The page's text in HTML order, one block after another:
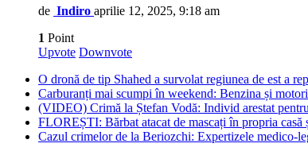
de Indiro aprilie 12, 2025, 9:18 am
1 Point
Upvote Downvote
O dronă de tip Shahed a survolat regiunea de est a
Carburanți mai scumpi în weekend: Benzina și
(VIDEO) Crimă la Ștefan Vodă: Individ arestat
FLOREȘTI: Bărbat atacat de mascați în propria
Cazul crimelor de la Beriozchi: Expertizele medico-